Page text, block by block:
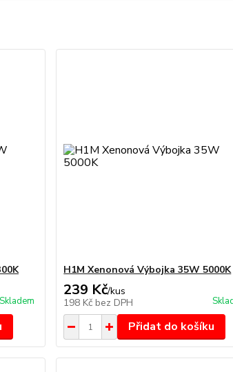
Skladem
H1M Xenonová Výbojka 35W 5000K
239 Kč/kus
198 Kč bez DPH
Přidat do košíku